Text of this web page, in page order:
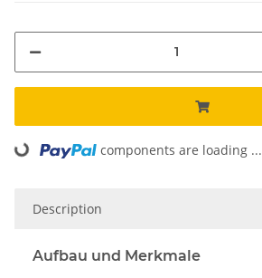
Loading... components are loading ...
Description
Aufbau und Merkmale